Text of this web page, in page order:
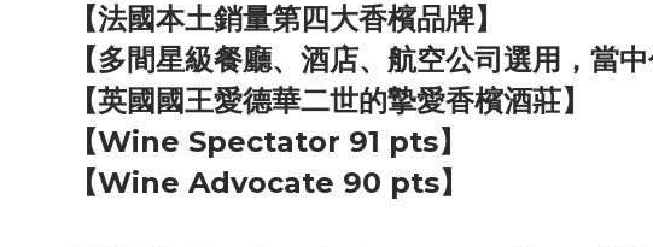
【法國本土銷量第四大香檳品牌】
【多間星級餐廳、酒店、航空公司選用，當
【英國國王愛德華二世的摯愛香檳酒莊】
【Wine Spectator 91 pts】
【Wine Advocate 90 pts】